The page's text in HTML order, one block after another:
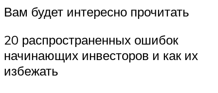
Вам будет интересно прочитать
20 распространенных ошибок
начинающих инвесторов и как их
избежать